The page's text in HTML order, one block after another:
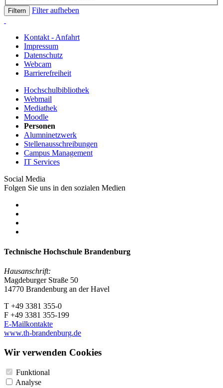
Filter aufheben
Kontakt - Anfahrt
Impressum
Datenschutz
Webcam
Barrierefreiheit
Hochschulbibliothek
Webmail
Mediathek
Moodle
Personen
Alumninetzwerk
Stellenausschreibungen
Campus Management
IT Services
Social Media
Folgen Sie uns in den sozialen Medien
Technische Hochschule Brandenburg
Hausanschrift:
Magdeburger Straße 50
14770 Brandenburg an der Havel
T +49 3381 355-0
F +49 3381 355-199
E-Mailkontakte
www.th-brandenburg.de
Wir verwenden Cookies
Funktional
Analyse